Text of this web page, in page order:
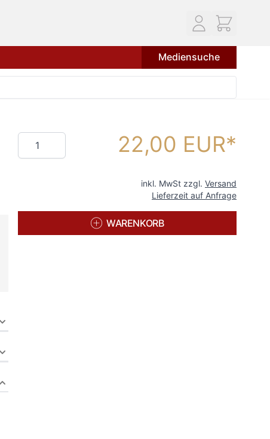
Mediensuche
Menge 22,00 EUR
inkl. MwSt zzgl. Versand
Lieferzeit auf Anfrage
WARENKORB